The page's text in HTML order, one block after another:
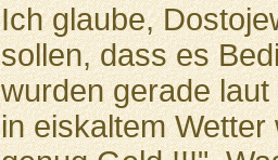
Ich glaube,
sollen, dass es
wurden gerade
in eiskaltem